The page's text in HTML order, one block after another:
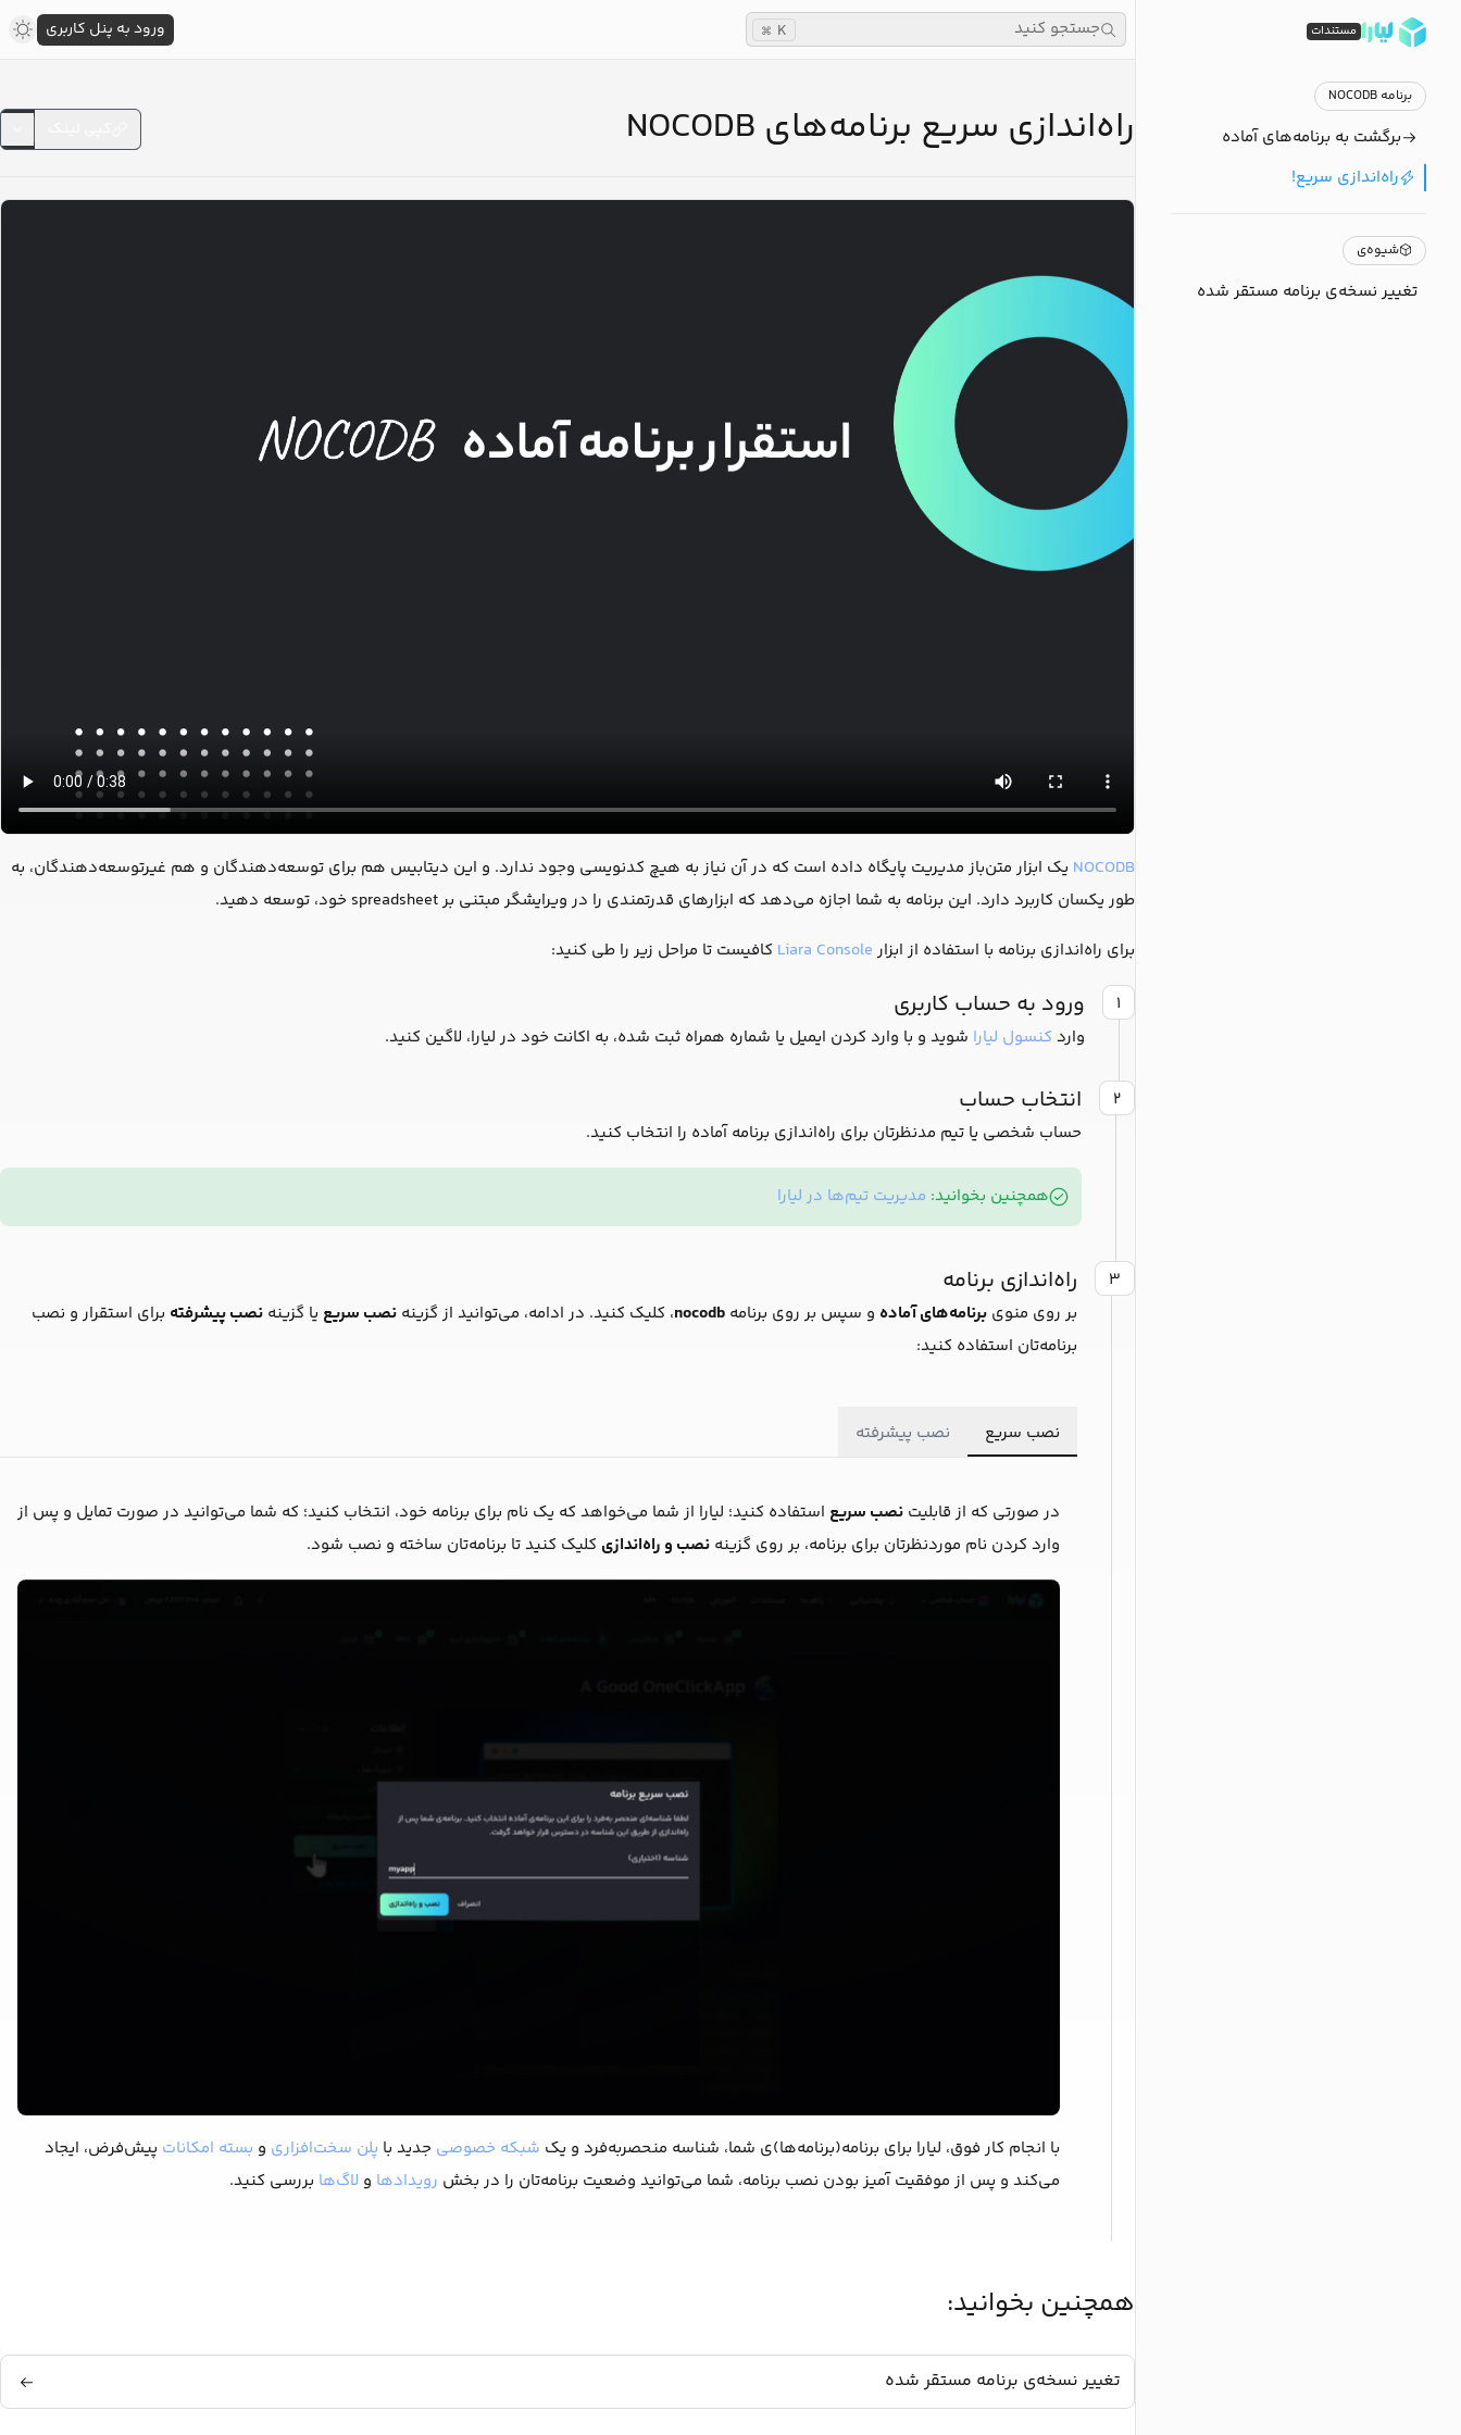
مستندات
برنامه NOCODB
برگشت به برنامه‌های آماده
راه‌اندازی سریع!
شیوه‌ی
تغییر نسخه‌ی برنامه مستقر شده
راه‌اندازی سریع برنامه‌های NOCODB
NOCODB یک ابزار متن‌باز مدیریت پایگاه داده است که در آن نیاز به هیچ کدنویسی وجود ندارد. و این دیتابیس هم برای توسعه‌دهندگان و هم غیرتوسعه‌دهندگان، به
طور یکسان کاربرد دارد. این برنامه به شما اجازه می‌دهد که ابزارهای قدرتمندی را در ویرایشگر مبتنی بر spreadsheet خود، توسعه دهید.
برای راه‌اندازی برنامه با استفاده از ابزارLiara Console کافیست تا مراحل زیر را طی کنید:
۱ ورود به حساب کاربری
وارد کنسول لیارا شوید و با وارد کردن ایمیل یا شماره همراه ثبت شده، به اکانت خود در لیارا، لاگین کنید.
۲ انتخاب حساب
حساب شخصی یا تیم مدنظرتان برای راه‌اندازی برنامه آماده را انتخاب کنید.
همچنین بخوانید: مدیریت تیم‌ها در لیارا
۳ راه‌اندازی برنامه
بر روی منوی برنامه‌های آماده و سپس بر روی برنامه nocodb، کلیک کنید. در ادامه، می‌توانید از گزینه نصب سریع یا گزینه نصب پیشرفته برای استقرار و نصب
برنامه‌تان استفاده کنید:
نصب سریع نصب پیشرفته
در صورتی که از قابلیت نصب سریع استفاده کنید؛ لیارا از شما می‌خواهد که یک ‌نام برای برنامه خود، انتخاب کنید؛ که شما می‌توانید در صورت تمایل و پس از
وارد کردن نام موردنظرتان برای برنامه، بر روی گزینه نصب و راه‌اندازی کلیک کنید تا برنامه‌‌تان ساخته و نصب شود.
با انجام کار فوق، لیارا برای برنامه(برنامه‌ها)ی شما، شناسه منحصربه‌فرد و یک شبکه خصوصی جدید با پلن سخت‌افزاری و بسته امکانات پیش‌فرض، ایجاد
می‌کند و پس از موفقیت آمیز بودن نصب برنامه، شما می‌توانید وضعیت برنامه‌تان را در بخش رویدادها و لاگ‌ها بررسی کنید.
همچنین بخوانید:
تغییر نسخه‌ی برنامه مستقر شده
جستجو کنید K
⌘ ورود به پنل کاربری